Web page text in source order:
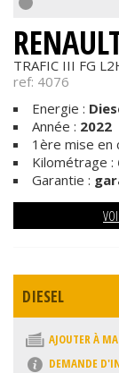
TRAFIC III FG
ref: 4076
Energie :
Année : 2022
1ère mise en
Kilométrage :
Garantie :
DIESEL
AJOUTER À
DEMANDE